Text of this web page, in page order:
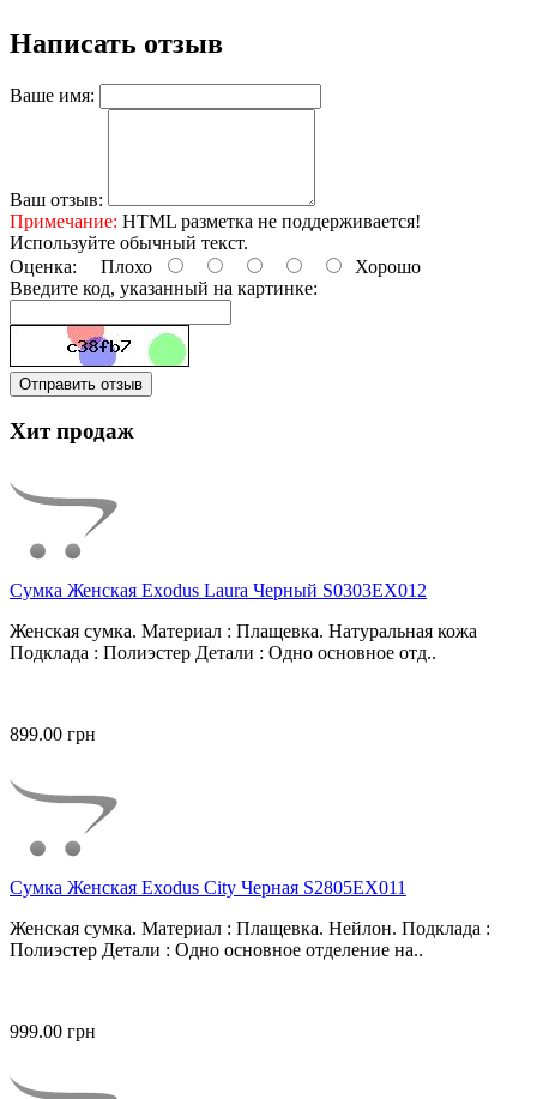
Написать отзыв
Ваше имя:
Ваш отзыв:
Примечание: HTML разметка не поддерживается!
Используйте обычный текст.
Оценка: Плохо
Хорошо
Введите код, указанный на картинке:
Отправить отзыв
Хит продаж
Сумка Женская Exodus Laura Черный S0303EX012
Женская сумка. Материал : Плащевка. Натуральная кожа
Подклада : Полиэстер Детали : Одно основное отд..
899.00 грн
Сумка Женская Exodus City Черная S2805EX011
Женская сумка. Материал : Плащевка. Нейлон. Подклада :
Полиэстер Детали : Одно основное отделение на..
999.00 грн